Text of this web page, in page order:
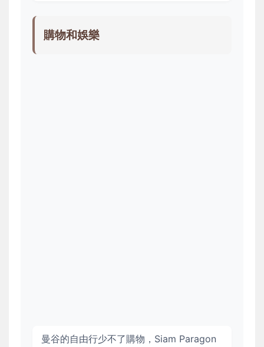
購物和娛樂
曼谷的自由行少不了購物，Siam Paragon